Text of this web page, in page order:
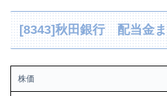
[8343]秋田銀行 配当金
株価